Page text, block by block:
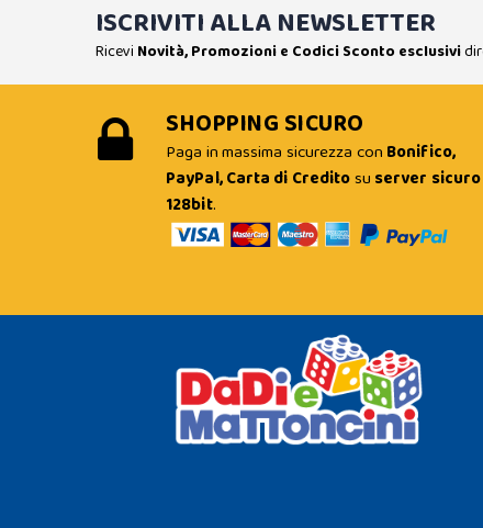
ISCRIVITI ALLA NEWSLETTER
Ricevi Novità, Promozioni e Codici Sconto esclusivi
SHOPPING SICURO
Paga in massima sicurezza con Bonifico,
PayPal, Carta di Creditosu server sicuro
128bit.